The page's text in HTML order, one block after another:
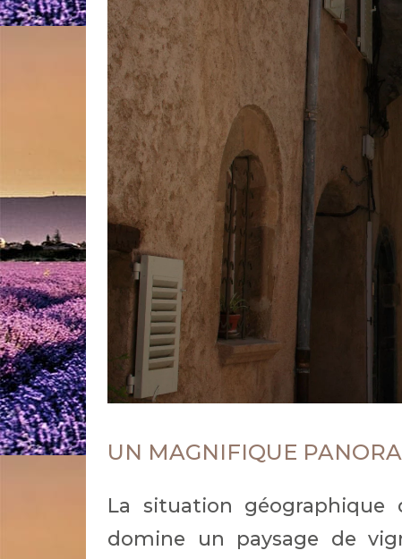
UN MAGNIFIQUE
La situation géographique
domine un paysage de